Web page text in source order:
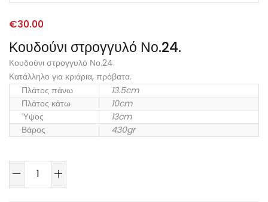
Κουδούνι στρογγυλό Νο.24.
€30.00
Κουδούνι στρογγυλό Νο.24.
Κατάλληλο για κριάρια, πρόβατα.
Πλάτος πάνω
13.5cm
Πλάτος κάτω
10cm
Ύψος
13cm
Βάρος
430gr